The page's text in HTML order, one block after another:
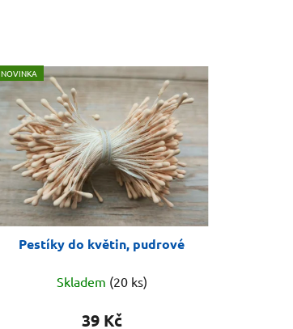
NOVINKA
Pestíky do květin, pudrové
Skladem (20 ks)
39 Kč